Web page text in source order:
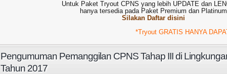
Untuk Paket Tryout CPNS yang lebih UPDATE dan
hanya tersedia pada Paket Premium dan Platinum
Silakan Daftar disini
*Tryout GRATIS HANYA DAPAT
Pengumuman Pemanggilan CPNS Tahap III di
Tahun 2017